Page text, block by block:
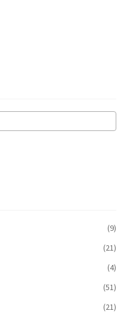
(9)
(21)
(4)
(51)
(21)